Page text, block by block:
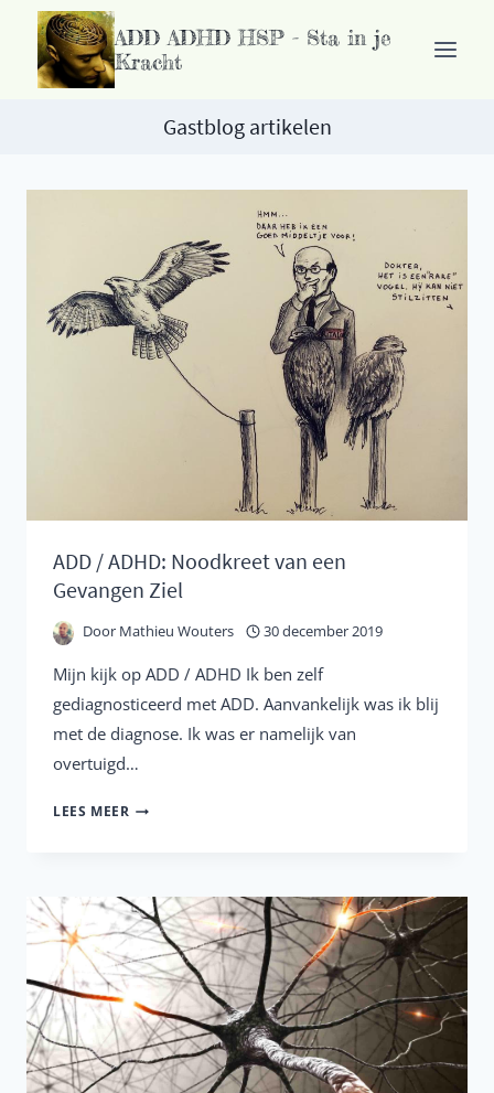
ADD ADHD HSP - Sta in je
Kracht
Gastblog artikelen
ADD / ADHD: Noodkreet van een
Gevangen Ziel
Door Mathieu Wouters 30 december 2019
Mijn kijk op ADD / ADHD Ik ben zelf
gediagnosticeerd met ADD. Aanvankelijk was ik blij
met de diagnose. Ik was er namelijk van
overtuigd…
LEES MEER ADD
NOODKREET
VAN
EEN
GEVANGEN
ZIEL